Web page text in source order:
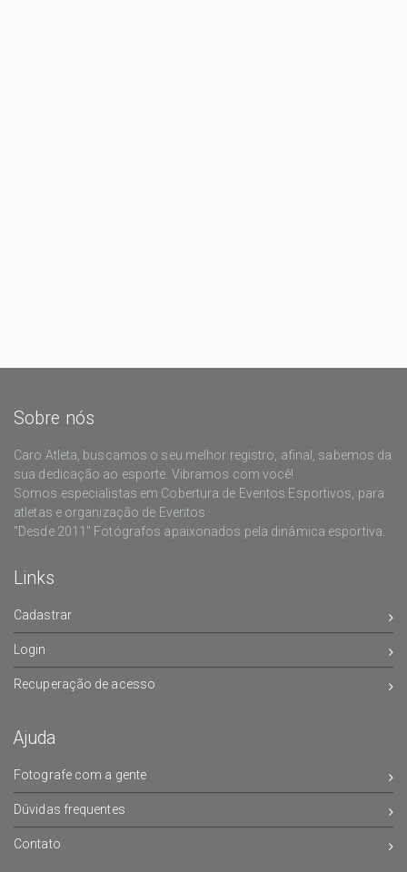
Sobre nós
Caro Atleta, buscamos o seu melhor registro, afinal, sabemos da
sua dedicação ao esporte. Vibramos com você!
Somos especialistas em Cobertura de Eventos Esportivos, para
atletas e organização de Eventos
"Desde 2011" Fotógrafos apaixonados pela dinâmica esportiva.
Links
Cadastrar
Login
Recuperação de acesso
Ajuda
Fotografe com a gente
Dúvidas frequentes
Contato